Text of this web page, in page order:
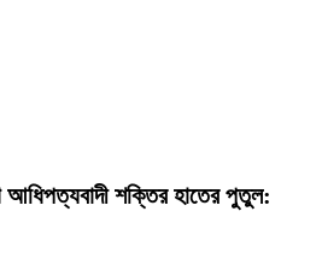
আধিপত্যবাদী শক্তির হাতের পুতুল: